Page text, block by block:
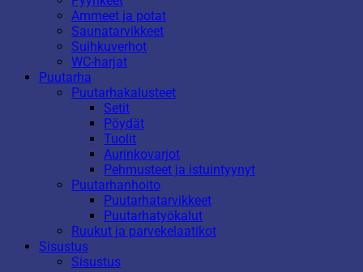
Ammeet ja potat
Saunatarvikkeet
Suihkuverhot
WC-harjat
Puutarha
Puutarhakalusteet
Setit
Pöydät
Tuolit
Aurinkovarjot
Pehmusteet ja istuintyynyt
Puutarhanhoito
Puutarhatarvikkeet
Puutarhatyökalut
Ruukut ja parvekelaatikot
Sisustus
Sisustus